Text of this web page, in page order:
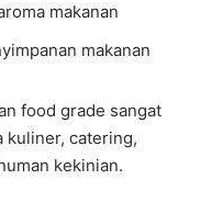
makanan
makanan
food grade sangat
kuliner, catering,
kekinian.